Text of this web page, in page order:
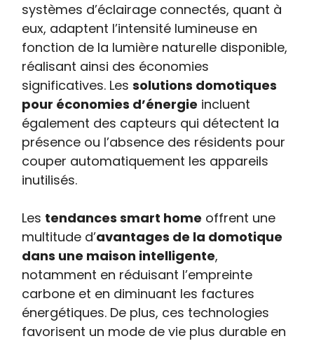
systèmes d’éclairage connectés, quant à
eux, adaptent l’intensité lumineuse en
fonction de la lumière naturelle disponible,
réalisant ainsi des économies
significatives. Lessolutions domotiques
pour économies d’énergie incluent
également des capteurs qui détectent la
présence ou l’absence des résidents pour
couper automatiquement les appareils
inutilisés.
Les tendances smart home offrent une
multitude d’avantages de la domotique
dans une maison intelligente,
notamment en réduisant l’empreinte
carbone et en diminuant les factures
énergétiques. De plus, ces technologies
favorisent un mode de vie plus durable en